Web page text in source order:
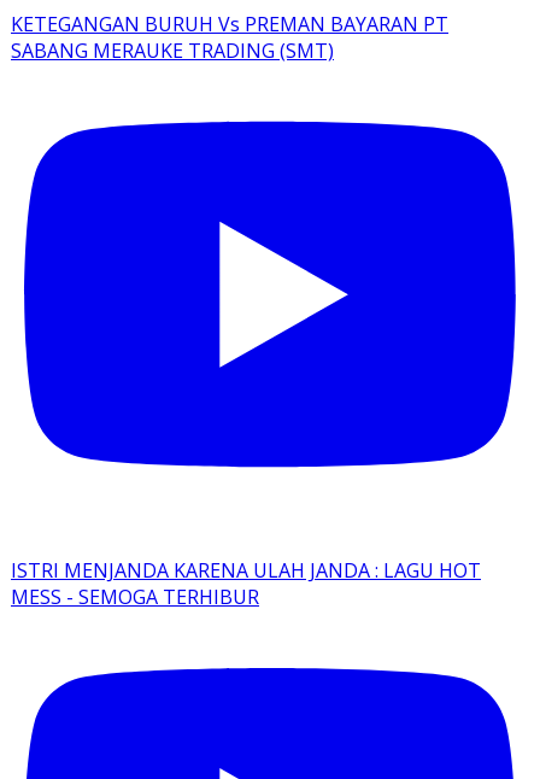
KETEGANGAN BURUH Vs PREMAN BAYARAN PT
SABANG MERAUKE TRADING (SMT)
ISTRI MENJANDA KARENA ULAH JANDA : LAGU HOT
MESS - SEMOGA TERHIBUR